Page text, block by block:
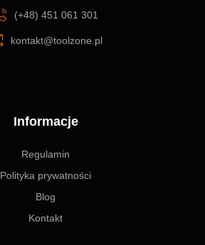
(+48) 451 061 301
kontakt@toolzone.pl
Informacje
Regulamin
Polityka prywatności
Blog
Kontakt